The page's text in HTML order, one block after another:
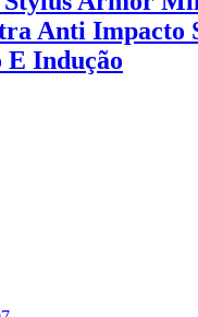
Anti Impacto
E Indução